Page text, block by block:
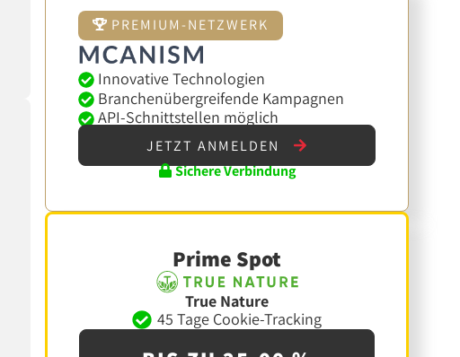
PREMIUM-NETZWERK
Innovative Technologien
Branchenübergreifende Kampagnen
API-Schnittstellen möglich
JETZT ANMELDEN
Sichere Verbindung
Prime Spot
True Nature
45 Tage Cookie-Tracking